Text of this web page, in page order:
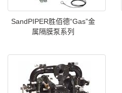
SandPIPER胜佰德“Gas”金
属隔膜泵系列